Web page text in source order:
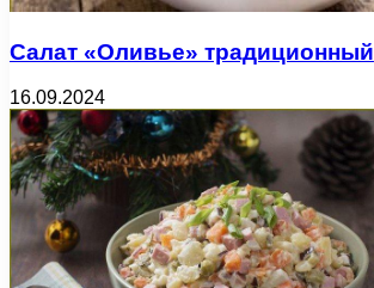
Салат «Оливье» традиционный
16.09.2024